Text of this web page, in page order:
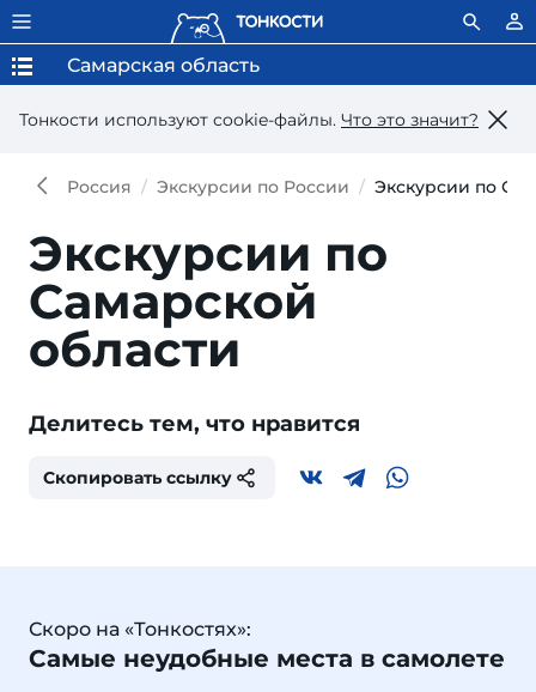
Тонкости используют сookie-файлы. Что это значит?
Самарская область
Россия Экскурсии по России Экскурсии по
Экскурсии по
Самарской
области
Делитесь тем, что нравится
Скопировать ссылку
Скоро на «Тонкостях»:
Самые неудобные места в самолете